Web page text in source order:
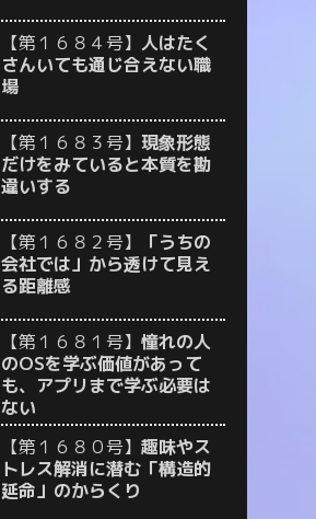
【第１６８４号】 人はたく
さんいても通じ合えない職
場
【第１６８３号】 現象形態
だけをみていると本質を勘
違いする
【第１６８２号】
「うちの
会社では」から透けて見え
る距離感
【第１６８１号】 憧れの人
のOSを学ぶ価値があって
も、アプリまで学ぶ必要は
ない
【第１６８０号】 趣味やス
トレス解消に潜む「構造的
延命」のからくり